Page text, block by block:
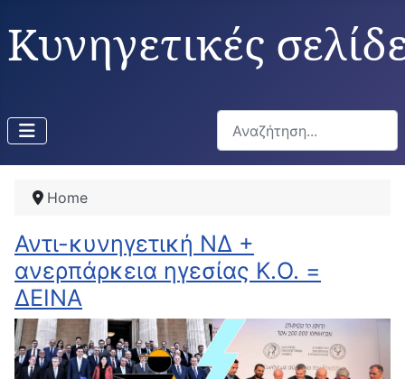
Κυνηγετικές
Αναζήτηση...
Home
Αντι-κυνηγετική ΝΔ +
ανερπάρκεια ηγεσίας Κ.Ο. =
ΔΕΙΝΑ